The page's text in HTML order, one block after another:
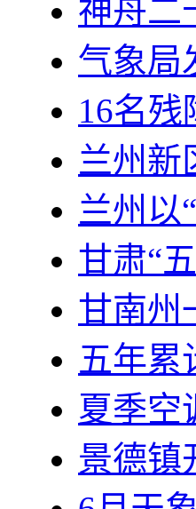
神舟二
气象局
16名
兰州新
兰州以
甘肃“
甘南州
五年累
夏季空
景德镇